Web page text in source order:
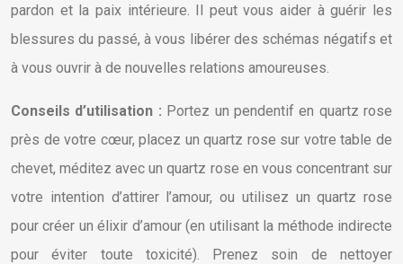
pardon et la paix intérieure. Il peut vous aider à guérir les
blessures du passé, à vous libérer des schémas négatifs et
à vous ouvrir à de nouvelles relations amoureuses.
Conseils d’utilisation : Portez un pendentif en quartz rose
près de votre cœur, placez un quartz rose sur votre table de
chevet, méditez avec un quartz rose en vous concentrant sur
votre intention d’attirer l’amour, ou utilisez un quartz rose
pour créer un élixir d’amour (en utilisant la méthode indirecte
pour éviter toute toxicité). Prenez soin de nettoyer